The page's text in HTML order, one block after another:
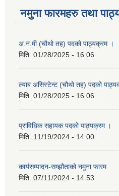
नमुना फारमहरु तथा
अ.न.मी (चौथो तह) पदको पाठ्यक्रम ।
मिति: 01/28/2025 - 16:06
ल्याब असिस्टेन्ट (चौथो तह) पदको
मिति: 01/28/2025 - 16:06
प्राविधिक सहायक पदको पाठ्यक्रम ।
मिति: 11/19/2024 - 14:00
कार्यसम्पादन-सम्झौताको नमुना फारम
मिति: 07/11/2024 - 14:53